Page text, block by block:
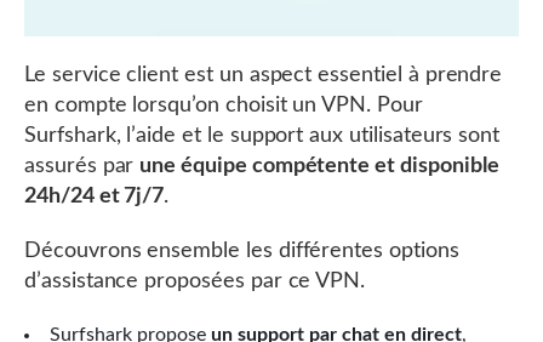
Le service client est un aspect essentiel à prendre
en compte lorsqu’on choisit un VPN. Pour
Surfshark, l’aide et le support aux utilisateurs sont
assurés par une équipe compétente et disponible
24h/24 et 7j/7.
Découvrons ensemble les différentes options
d’assistance proposées par ce VPN.
Surfshark propose un support par chat en direct,